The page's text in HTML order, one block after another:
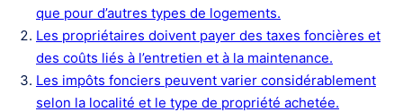
que pour d’autres types de logements.
Les propriétaires doivent payer des taxes foncières et
des coûts liés à l’entretien et à la maintenance.
Les impôts fonciers peuvent varier considérablement
selon la localité et le type de propriété achetée.